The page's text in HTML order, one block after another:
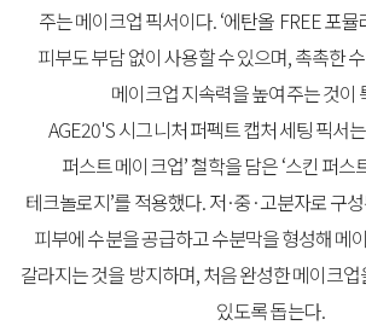
주는메이크업픽서이다. ‘에탄올 FREE포뮬
피부도부담없이사용할수있으며,촉촉한
메이크업지속력을높여주는것이
AGE20'S시그니처퍼펙트캡처세팅픽서는
퍼스트메이크업’철학을담은‘스킨 퍼스
테크놀로지’를적용했다.저·중·고분자로구
피부에수분을공급하고수분막을형성해메
갈라지는것을 방지하며,처음완성한메이크업
있도록돕는다.